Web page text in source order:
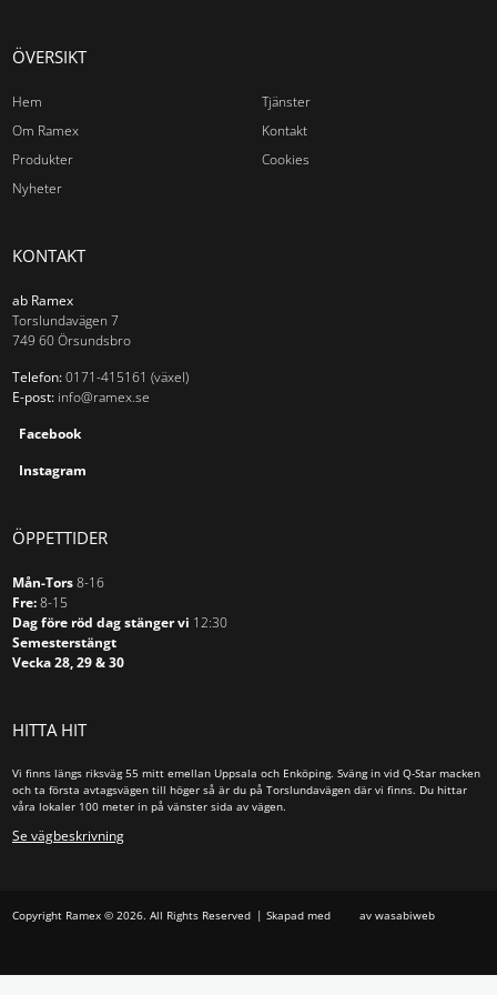
Produkter
ÖVERSIKT
Hem
Om Ramex
Produkter
Nyheter
Tjänster
Kontakt
Cookies
KONTAKT
ab Ramex
Torslundavägen 7
749 60 Örsundsbro
Telefon: 0171-415161 (växel)
E-post: info@ramex.se
Facebook
Instagram
ÖPPETTIDER
Mån-Tors 8-16
Fre: 8-15
Dag före röd dag stänger vi 12:30
Semesterstängt
Vecka 28, 29 & 30
HITTA HIT
Vi finns längs riksväg 55 mitt emellan Uppsala och Enköping. Sväng in vid Q-Star macken
och ta första avtagsvägen till höger så är du på Torslundavägen där vi finns. Du hittar
våra lokaler 100 meter in på vänster sida av vägen.
Se vägbeskrivning
Copyright Ramex © 2026. All Rights Reserved Skapad med av wasabiweb